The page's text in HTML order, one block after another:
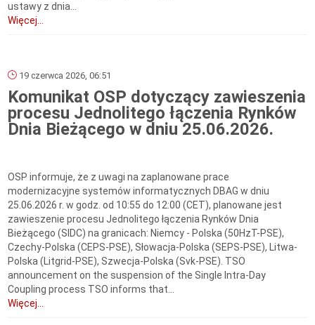
ustawy z dnia...
Więcej...
19 czerwca 2026, 06:51
Komunikat OSP dotyczący zawieszenia
procesu Jednolitego łączenia Rynków
Dnia Bieżącego w dniu 25.06.2026.
OSP informuje, że z uwagi na zaplanowane prace
modernizacyjne systemów informatycznych DBAG w dniu
25.06.2026 r. w godz. od 10:55 do 12:00 (CET), planowane jest
zawieszenie procesu Jednolitego łączenia Rynków Dnia
Bieżącego (SIDC) na granicach: Niemcy - Polska (50HzT-PSE),
Czechy-Polska (CEPS-PSE), Słowacja-Polska (SEPS-PSE), Litwa-
Polska (Litgrid-PSE), Szwecja-Polska (Svk-PSE). TSO
announcement on the suspension of the Single Intra-Day
Coupling process TSO informs that...
Więcej...